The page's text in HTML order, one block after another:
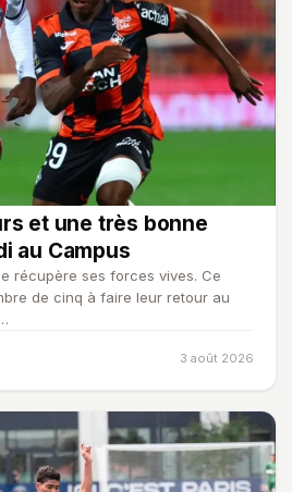
et une très bonne
au Campus
récupère ses forces vives. Ce
de cinq à faire leur retour au
3 août 2026